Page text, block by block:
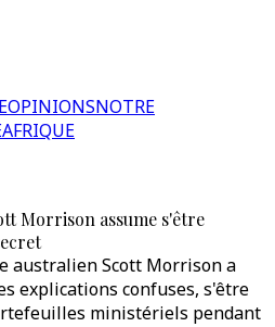
OPINIONSNOTRE
AFRIQUE
Morrison assume s'être
australien Scott Morrison a
explications confuses, s'être
ministériels pendant